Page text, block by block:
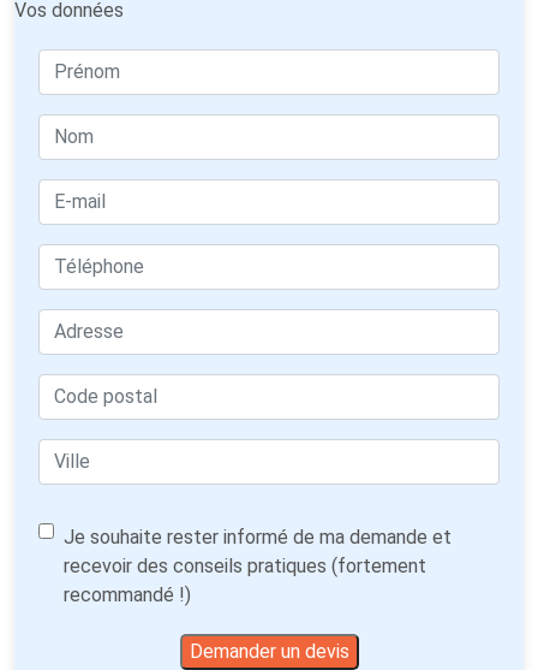
Vos données
Je souhaite rester informé de ma demande et
recevoir des conseils pratiques (fortement
recommandé !)
Demander un devis